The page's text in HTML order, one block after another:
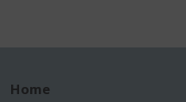
Home